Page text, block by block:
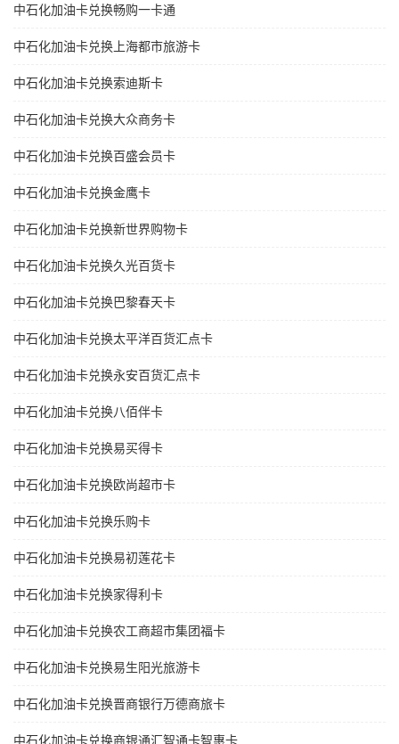
中石化加油卡兑换畅购一卡通
中石化加油卡兑换上海都市旅游卡
中石化加油卡兑换索迪斯卡
中石化加油卡兑换大众商务卡
中石化加油卡兑换百盛会员卡
中石化加油卡兑换金鹰卡
中石化加油卡兑换新世界购物卡
中石化加油卡兑换久光百货卡
中石化加油卡兑换巴黎春天卡
中石化加油卡兑换太平洋百货汇点卡
中石化加油卡兑换永安百货汇点卡
中石化加油卡兑换八佰伴卡
中石化加油卡兑换易买得卡
中石化加油卡兑换欧尚超市卡
中石化加油卡兑换乐购卡
中石化加油卡兑换易初莲花卡
中石化加油卡兑换家得利卡
中石化加油卡兑换农工商超市集团福卡
中石化加油卡兑换易生阳光旅游卡
中石化加油卡兑换晋商银行万德商旅卡
中石化加油卡兑换商银通汇智通卡智惠卡